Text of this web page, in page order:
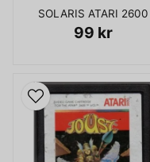
SOLARIS ATARI 2600
99 kr